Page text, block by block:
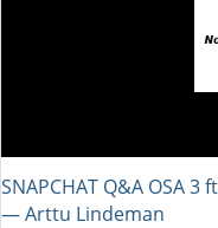
SNAPCHAT Q&A OSA 3
― Arttu Lindeman